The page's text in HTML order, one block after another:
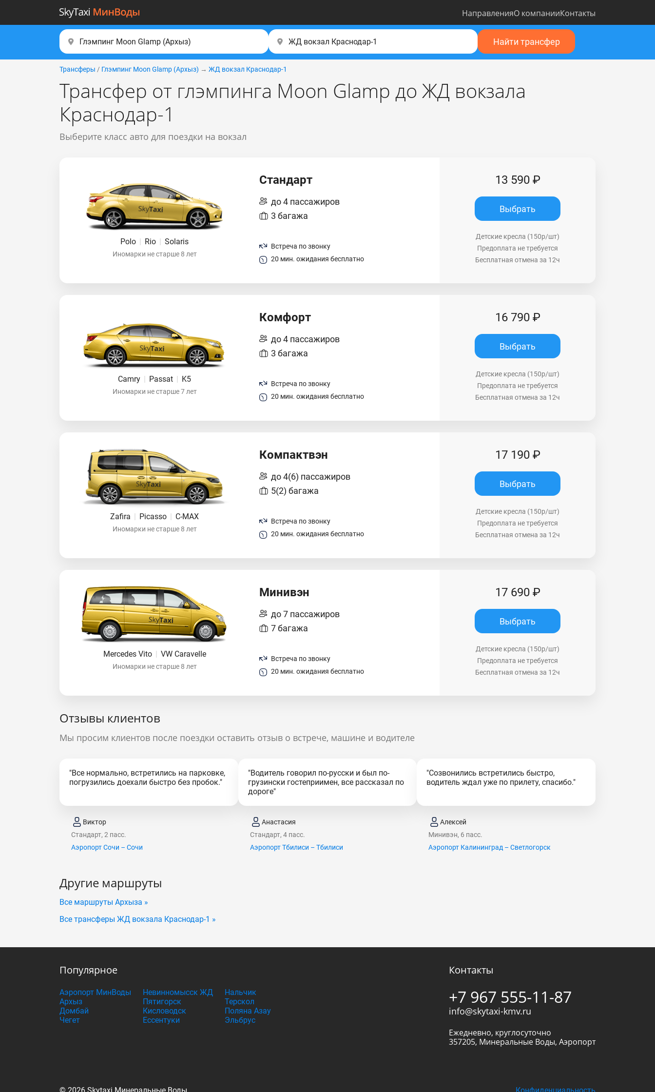
НаправленияО компанииКонтакты
Найти трансфер
Трансферы / Глэмпинг Moon Glamp (Apxыз) → ЖД вокзал Краснодар-1
Трансфер от глэмпинга Moon Glamp до ЖД вокзала
Краснодар-1
Выберите класс авто для поездки на вокзал
Polo | Rio | Solaris
Иномарки не старше 8 лет
Стандарт
до 4 пассажиров
3 багажа
Встреча по звонку
20 мин. ожидания бесплатно
13 590 ₽
Выбрать
Детские кресла (150р/шт)
Предоплата не требуется
Бесплатная отмена за 12ч
Camry | Passat | K5
Иномарки не старше 7 лет
Комфорт
до 4 пассажиров
3 багажа
Встреча по звонку
20 мин. ожидания бесплатно
16 790 ₽
Выбрать
Детские кресла (150р/шт)
Предоплата не требуется
Бесплатная отмена за 12ч
Zafira | Picasso | C-MAX
Иномарки не старше 8 лет
Компактвэн
до 4(6) пассажиров
5(2) багажа
Встреча по звонку
20 мин. ожидания бесплатно
17 190 ₽
Выбрать
Детские кресла (150р/шт)
Предоплата не требуется
Бесплатная отмена за 12ч
Mercedes Vito | VW Caravelle
Иномарки не старше 8 лет
Минивэн
до 7 пассажиров
7 багажа
Встреча по звонку
20 мин. ожидания бесплатно
17 690 ₽
Выбрать
Детские кресла (150р/шт)
Предоплата не требуется
Бесплатная отмена за 12ч
Отзывы клиентов
Мы просим клиентов после поездки оставить отзыв о встрече, машине и водителе
"Все нормально, встретились на парковке,
погрузились доехали быстро без пробок."
Виктор
Стандарт, 2 пасс.
Аэропорт Сочи – Сочи
"Водитель говорил по-русски и был по-
грузински гостеприимен, все рассказал по
дороге"
Анастасия
Стандарт, 4 пасс.
Аэропорт Тбилиси – Тбилиси
"Созвонились встретились быстро,
водитель ждал уже по прилету, спасибо."
Алексей
Минивэн, 6 пасс.
Аэропорт Калининград – Светлогорск
Другие маршруты
Все маршруты Архыза »
Все трансферы ЖД вокзала Краснодар-1 »
Популярное
Аэропорт МинВоды
Архыз
Домбай
Чегет
Невинномысск ЖД
Пятигорск
Кисловодск
Ессентуки
Нальчик
Терскол
Поляна Азау
Эльбрус
Контакты
+7 967 555-11-87
info@skytaxi-kmv.ru
Ежедневно, круглосуточно
357205, Минеральные Воды, Аэропорт